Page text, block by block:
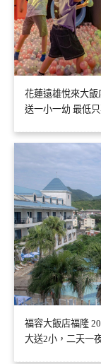
花蓮遠雄悅來大
送一小一幼 最低
福容大飯店福隆
大送2小，二天一